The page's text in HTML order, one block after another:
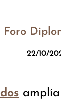
Foro
22/10/